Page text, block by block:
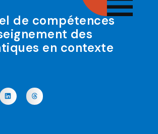
de compétences
des
en contexte